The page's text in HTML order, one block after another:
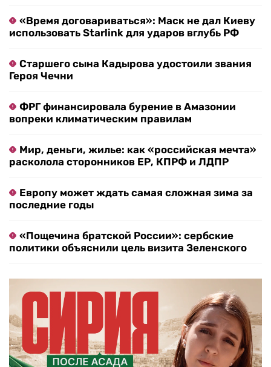
«Время договариваться»: Маск не дал Киеву
использовать Starlink для ударов вглубь РФ
Старшего сына Кадырова удостоили звания
Героя Чечни
ФРГ финансировала бурение в Амазонии
вопреки климатическим правилам
Мир, деньги, жилье: как «российская мечта»
расколола сторонников ЕР, КПРФ и ЛДПР
Европу может ждать самая сложная зима за
последние годы
«Пощечина братской России»: сербские
политики объяснили цель визита Зеленского